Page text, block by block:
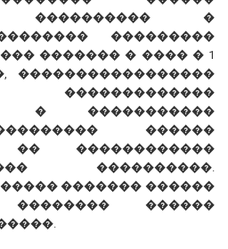
���������� �
���������
������� � ���� � 1
�����������������
�������������
� �����������
������
�� ������������
����������.
������� ������
�������� ������